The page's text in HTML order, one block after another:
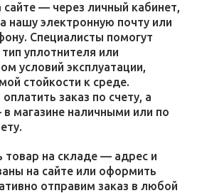
— через личный кабинет,
нашу электронную почту или
Специалисты помогут
уплотнителя или
условий эксплуатации,
стойкости к среде.
заказ по счету, а
магазине наличными или по
товар на складе — адрес и
на сайте или оформить
отправим заказ в любой